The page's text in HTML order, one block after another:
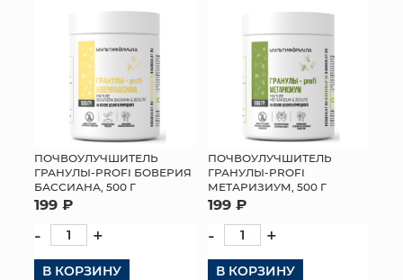
ПОЧВОУЛУЧШИТЕЛЬ
ГРАНУЛЫ-PROFI БОВЕРИЯ
БАССИАНА, 500 Г
199 ₽
- +
В КОРЗИНУ
ПОЧВОУЛУЧШИТЕЛЬ
ГРАНУЛЫ-PROFI
МЕТАРИЗИУМ, 500 Г
199 ₽
- +
В КОРЗИНУ